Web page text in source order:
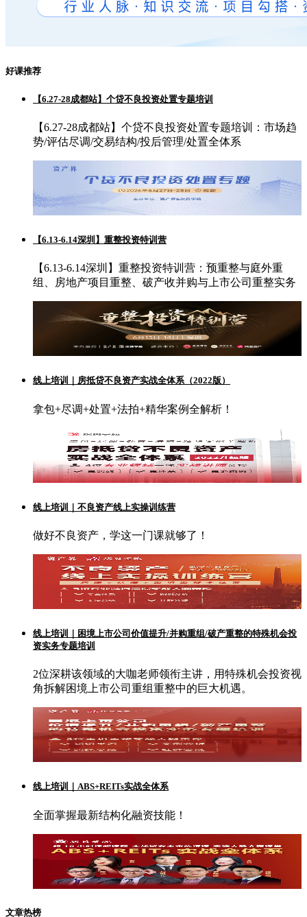
好课推荐
【6.27-28成都站】个贷不良投资处置专题培训
【6.27-28成都站】个贷不良投资处置专题培训：市场趋
势/评估尽调/交易结构/投后管理/处置全体系
【6.13-6.14深圳】重整投资特训营
【6.13-6.14深圳】重整投资特训营：预重整与庭外重
组、房地产项目重整、破产收并购与上市公司重整实务
线上培训｜房抵贷不良资产实战全体系（2022版）
拿包+尽调+处置+法拍+精华案例全解析！
线上培训｜不良资产线上实操训练营
做好不良资产，学这一门课就够了！
线上培训｜困境上市公司价值提升/并购重组/破产重整的特殊机会投
资实务专题培训
2位深耕该领域的大咖老师领衔主讲，用特殊机会投资视
角拆解困境上市公司重组重整中的巨大机遇。
线上培训｜ABS+REITs实战全体系
全面掌握最新结构化融资技能！
文章热榜